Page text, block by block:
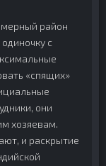
район
с
«спящих»
они
хозяевам.
и раскрытие